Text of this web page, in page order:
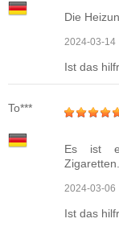
Die
2024-03-14
Ist das
To***
Es ist
2024-03-06
Ist das